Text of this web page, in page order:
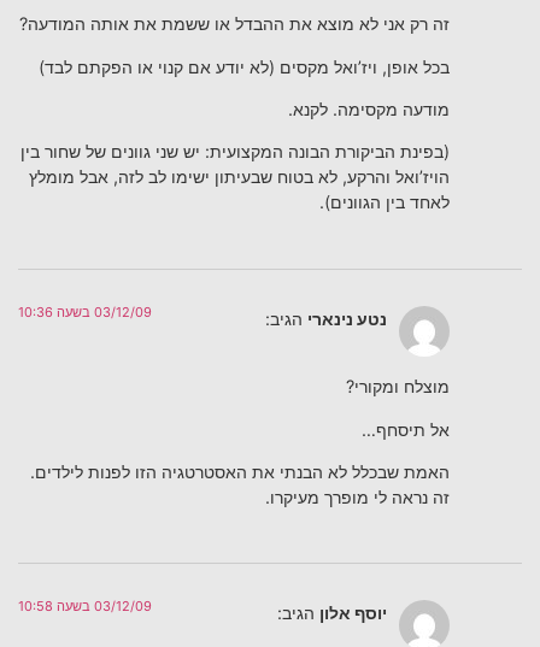
זה רק אני לא מוצא את ההבדל או ששמת את אותה המודעה?
בכל אופן, ויז’ואל מקסים (לא יודע אם קנוי או הפקתם לבד)
מודעה מקסימה. לקנא.
(בפינת הביקורת הבונה המקצועית: יש שני גוונים של שחור בין
הויז’ואל והרקע, לא בטוח שבעיתון ישימו לב לזה, אבל מומלץ
לאחד בין הגוונים).
נטע נינארי הגיב: 03/12/09 בשעה 10:36
מוצלח ומקורי?
אל תיסחף…
האמת שבכלל לא הבנתי את האסטרטגיה הזו לפנות לילדים.
זה נראה לי מופרך מעיקרו.
יוסף אלון הגיב: 03/12/09 בשעה 10:58